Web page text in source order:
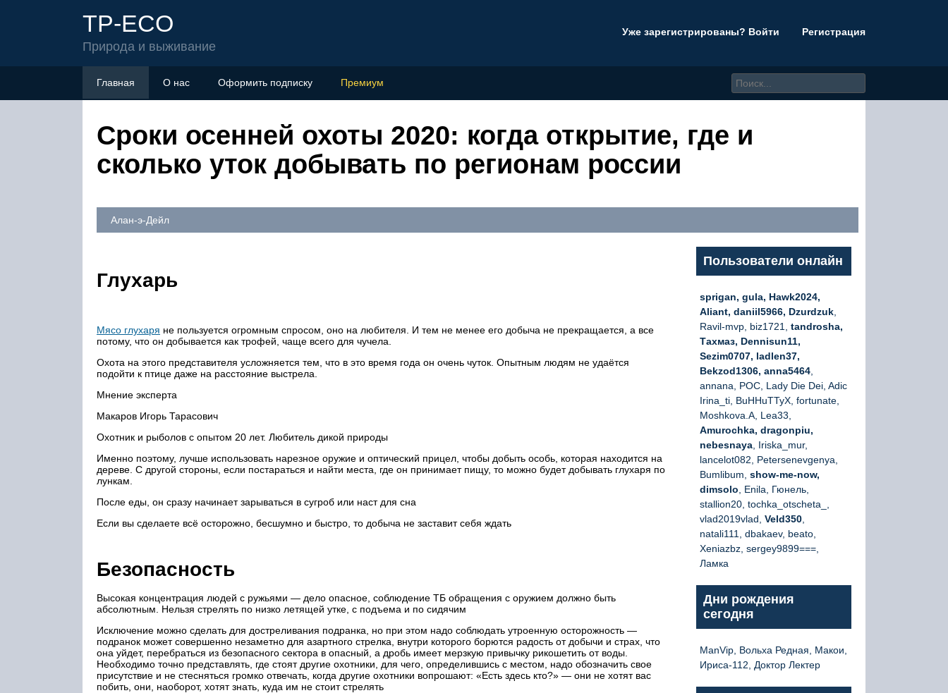
TP-ECO
Природа и выживание
Уже зарегистрированы? Войти Регистрация
Главная О нас Оформить подписку Премиум
Сроки осенней охоты 2020: когда открытие, где и
сколько уток добывать по регионам россии
Алан-э-Дейл
Глухарь
Мясо глухаря не пользуется огромным спросом, оно на любителя. И тем не менее его добыча не прекращается, а все
потому, что он добывается как трофей, чаще всего для чучела.
Охота на этого представителя усложняется тем, что в это время года он очень чуток. Опытным людям не удаётся
подойти к птице даже на расстояние выстрела.
Мнение эксперта
Макаров Игорь Тарасович
Охотник и рыболов с опытом 20 лет. Любитель дикой природы
Именно поэтому, лучше использовать нарезное оружие и оптический прицел, чтобы добыть особь, которая находится на
дереве. С другой стороны, если постараться и найти места, где он принимает пищу, то можно будет добывать глухаря по
лункам.
После еды, он сразу начинает зарываться в сугроб или наст для сна
Если вы сделаете всё осторожно, бесшумно и быстро, то добыча не заставит себя ждать
Безопасность
Высокая концентрация людей с ружьями — дело опасное, соблюдение ТБ обращения с оружием должно быть
абсолютным. Нельзя стрелять по низко летящей утке, с подъема и по сидячим
Исключение можно сделать для достреливания подранка, но при этом надо соблюдать утроенную осторожность —
подранок может совершенно незаметно для азартного стрелка, внутри которого борются радость от добычи и страх, что
она уйдет, перебраться из безопасного сектора в опасный, а дробь имеет мерзкую привычку рикошетить от воды.
Необходимо точно представлять, где стоят другие охотники, для чего, определившись с местом, надо обозначить свое
присутствие и не стесняться громко отвечать, когда другие охотники вопрошают: «Есть здесь кто?» — они не хотят вас
побить, они, наоборот, хотят знать, куда им не стоит стрелять
Пользователи онлайн
sprigan, gula, Hawk2024,
Aliant, daniil5966, Dzurdzuk
Ravil-mvp, biz1721, tandrosha,
Тахмаз, Dennisun11,
Sezim0707, ladlen37,
Bekzod1306, anna5464
annana, РОС, Lady Die Dei, Adic
Irina_ti, BuHHuTTyX, fortunate,
Moshkova.A, Lea33,
Amurochka, dragonpiu,
nebesnaya , Iriska_mur,
lancelot082, Petersenevgenya,
Bumlibum, show-me-now,
dimsolo , Enila, Гюнель,
stallion20, tochka_otscheta_,
vlad2019vlad, Veld350
natali111, dbakaev, beato,
Xeniazbz, sergey9899===,
Ламка
Дни рождения
сегодня
ManVip, Вольха Редная, Макои,
Ириса-112, Доктор Лектер